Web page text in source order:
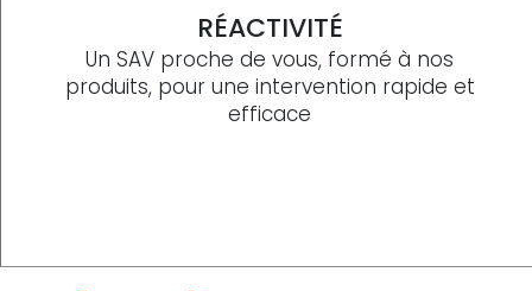
RÉACTIVITÉ
Un SAV proche de vous, formé à nos
produits, pour une intervention rapide et
efficace